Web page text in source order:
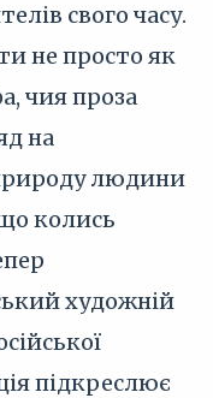
свого часу.
не просто як
чия проза
на
людини
колись
художній
підкреслює